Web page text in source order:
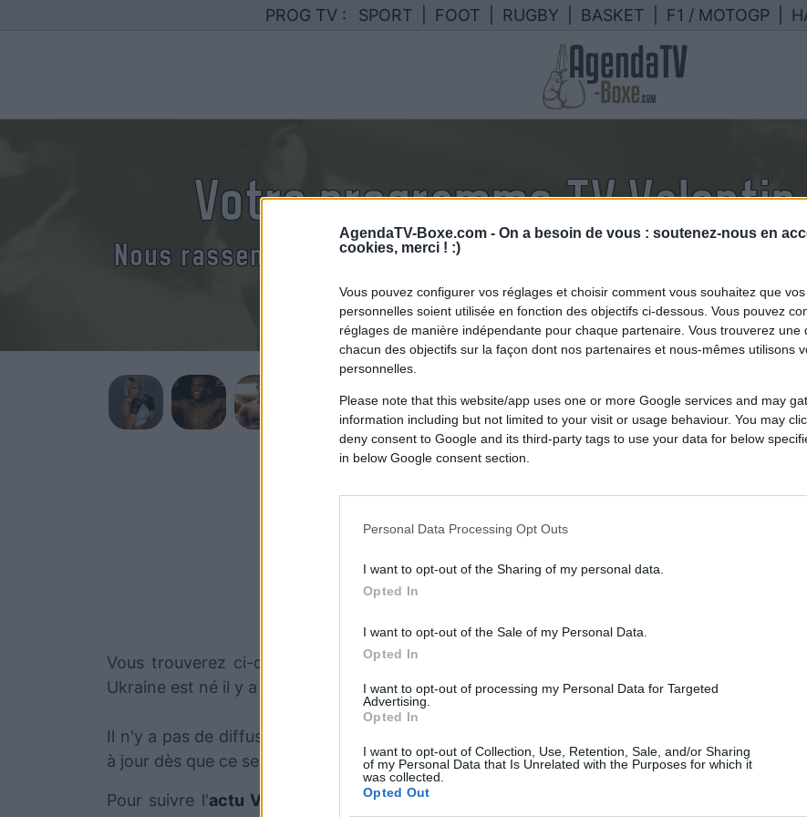
AgendaTV-Boxe.com - On a besoin de vous : soutenez-nous en
cookies, merci ! :)
Vous pouvez configurer vos réglages et choisir comment vous souhaitez que
personnelles soient utilisée en fonction des objectifs ci-dessous. Vous pouvez
réglages de manière indépendante pour chaque partenaire. Vous trouverez une
chacun des objectifs sur la façon dont nos partenaires et nous-mêmes utilisons
personnelles.
Please note that this website/app uses one or more Google services and may
information including but not limited to your visit or usage behaviour. You may
deny consent to Google and its third-party tags to use your data for below
in below Google consent section.
Personal Data Processing Opt Outs
I want to opt-out of the Sharing of my personal data.
Opted In
I want to opt-out of the Sale of my Personal Data.
Opted In
I want to opt-out of processing my Personal Data for Targeted
Advertising.
Opted In
I want to opt-out of Collection, Use, Retention, Sale, and/or Sharing
of my Personal Data that Is Unrelated with the Purposes for which it
was collected.
Opted Out
PROG TV : SPORT FOOT RUGBY BASKET F1 / MOTOGP
Votre programme TV
Nous rassemblons le calendrier des combats de
TV en France
Vous trouverez ci-dessous la liste des futurs combats diffusés à la télévision en
Ukraine est né il y a 34 ans, en 1992.
Il n'y a pas de diffusions de combats de
annoncées à la télévision
à jour dès que ce sera le cas.
Pour suivre l'actu Valentin Moldavsky, n'hésitez pas à vous rendre chez notre